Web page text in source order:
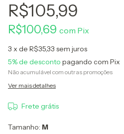
R$105,99
R$100,69 com Pix
3 x de R$35,33 sem juros
5% de desconto pagando com Pix
Não acumulável com outras promoções
Ver mais detalhes
Frete grátis
Tamanho: M